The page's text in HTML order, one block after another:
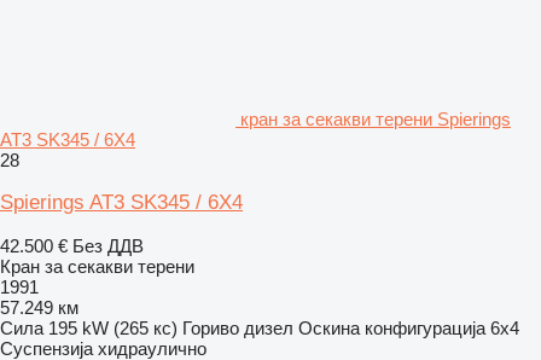
кран за секакви терени Spierings
AT3 SK345 / 6X4
28
Spierings AT3 SK345 / 6X4
42.500 € Без ДДВ
Кран за секакви терени
1991
57.249 км
Сила 195 kW (265 кс) Гориво дизел Оскина конфигурација 6x4
Суспензија хидраулично